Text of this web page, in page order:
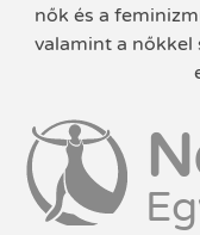
nők és a
valamint a nőkkel